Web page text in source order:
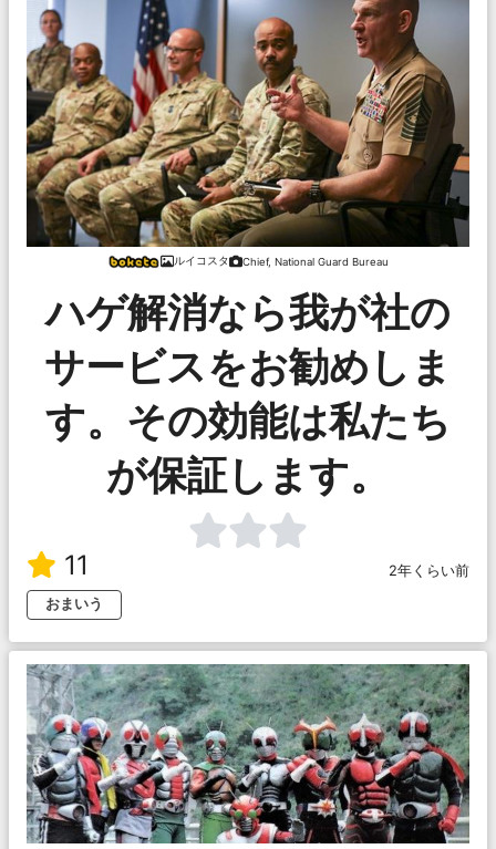
ルイコスタ Chief, National Guard Bureau
ハゲ解消なら我が社の
サービスをお勧めしま
す。その効能は私たち
が保証します。
11
2年くらい前
おまいう